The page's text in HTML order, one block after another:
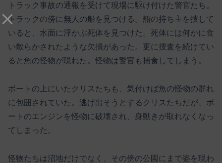
トラック事故の通報を受けて現場に駆け付けた警官たち。
トラックの傍に無人の船を見つける。船の持ち主を捜して
いると、水面に浮かぶ死体を見つけた。死体には何かに食
い散らかされたような欠損があった。更に捜査を続けてい
ると魚の怪物が現れた。怪物は警官も捕食してしまう。
ボートの上にいたクリスたちも、気付けば魚の怪物の群れ
に包囲されていた。逃げ出そうとするクリスたちだが、ボ
ートのエンジンを怪物に破壊され、身動きが取れなくなっ
てしまった。
怪物たちは沼地だけでなく、その傍の公園にまで姿を現わ